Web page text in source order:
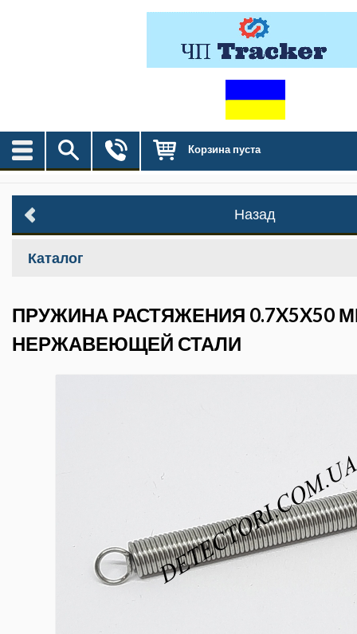
Корзина пуста
Назад
Каталог
ПРУЖИНА РАСТЯЖЕНИЯ 0.7X5X50
НЕРЖАВЕЮЩЕЙ СТАЛИ